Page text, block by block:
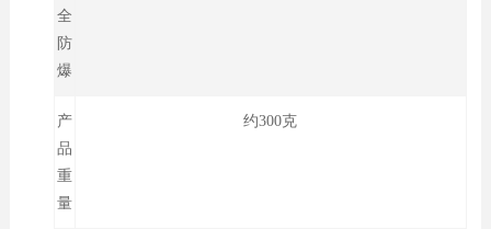
全
防
爆
产
品
重
量
约300克